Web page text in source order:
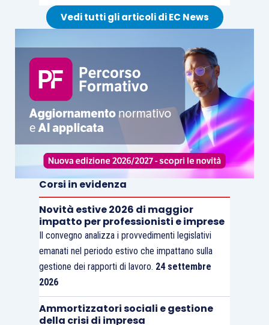
Vedi tutti gli articoli di EC News
Corsi in evidenza
Novità estive 2026 di maggior
impatto per professionisti e imprese
Il convegno analizza i provvedimenti legislativi
emanati nel periodo estivo che impattano sulla
gestione dei rapporti di lavoro. 24 settembre
2026
Ammortizzatori sociali e gestione
della crisi di impresa